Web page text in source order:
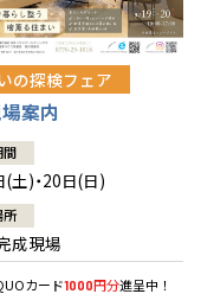
の探検フェア
案内
間
土)・20日(日)
所
成現場
カード1000円分進呈中！